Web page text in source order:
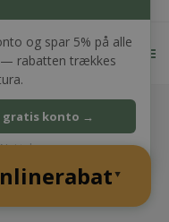
Alle rettigheder
og spar 5% på alle
— rabatten trækkes
gratis konto →
Nej tak
▲